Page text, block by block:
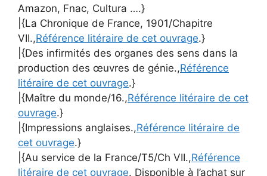
Amazon, Fnac, Cultura ….}
|{La Chronique de France, 1901/Chapitre
VII.,Référence litéraire de cet ouvrage.}
|{Des infirmités des organes des sens dans la
production des œuvres de génie.,Référence
litéraire de cet ouvrage.}
|{Maître du monde/16.,Référence litéraire de cet
ouvrage.}
|{Impressions anglaises.,Référence litéraire de
cet ouvrage.}
|{Au service de la France/T5/Ch VII.,Référence
litéraire de cet ouvrage. Disponible à l’achat sur